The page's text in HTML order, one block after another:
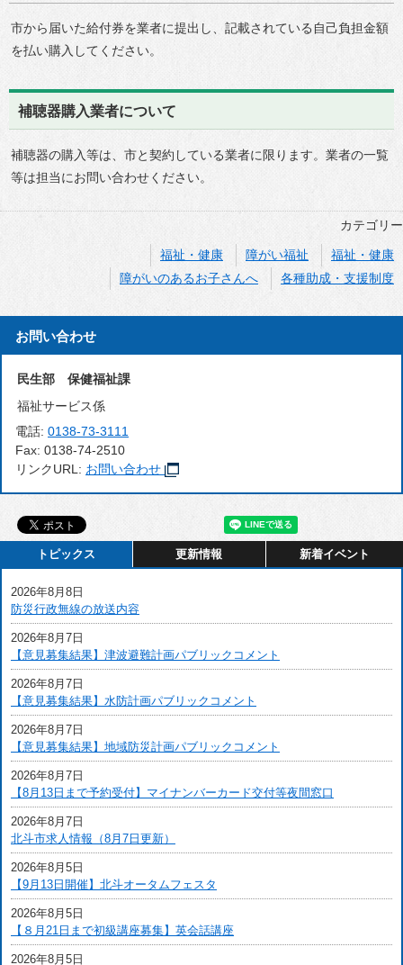
市から届いた給付券を業者に提出し、記載されている自己負担金額
を払い購入してください。
補聴器購入業者について
補聴器の購入等は、市と契約している業者に限ります。業者の一覧
等は担当にお問い合わせください。
カテゴリー
福祉・健康 障がい福祉
福祉・健康
障がいのあるお子さんへ
各種助成・支援制度
お問い合わせ
民生部 保健福祉課
福祉サービス係
電話: 0138-73-3111
Fax: 0138-74-2510
リンクURL: お問い合わせ
トピックス 更新情報 新着イベント
2026年8月8日
防災行政無線の放送内容
2026年8月7日
【意見募集結果】津波避難計画パブリックコメント
2026年8月7日
【意見募集結果】水防計画パブリックコメント
2026年8月7日
【意見募集結果】地域防災計画パブリックコメント
2026年8月7日
【8月13日まで予約受付】マイナンバーカード交付等夜間窓口
2026年8月7日
北斗市求人情報（8月7日更新）
2026年8月5日
【9月13日開催】北斗オータムフェスタ
2026年8月5日
【８月21日まで初級講座募集】英会話講座
2026年8月5日